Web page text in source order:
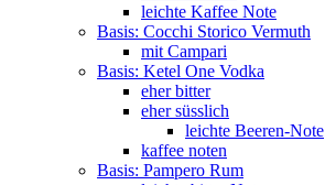
leichte Kaffee Note
Basis: Cocchi Storico Vermuth
mit Campari
Basis: Ketel One Vodka
eher bitter
eher süsslich
leichte Beeren-Note
kaffee noten
Basis: Pampero Rum